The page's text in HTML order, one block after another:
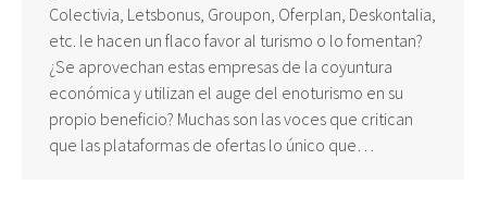
Colectivia, Letsbonus, Groupon, Oferplan, Deskontalia,
etc. le hacen un flaco favor al turismo o lo fomentan?
¿Se aprovechan estas empresas de la coyuntura
económica y utilizan el auge del enoturismo en su
propio beneficio? Muchas son las voces que critican
que las plataformas de ofertas lo único que…